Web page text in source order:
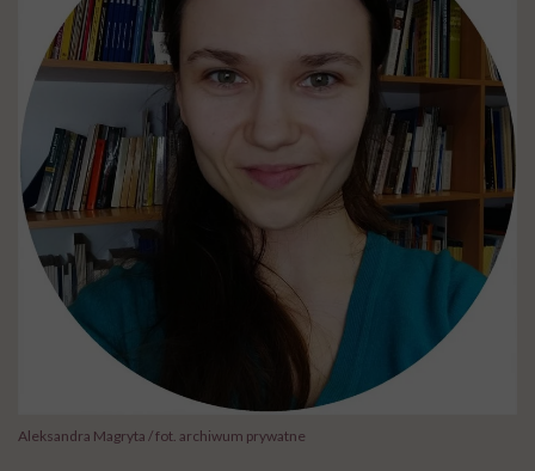
Aleksandra Magryta / fot. archiwum prywatne